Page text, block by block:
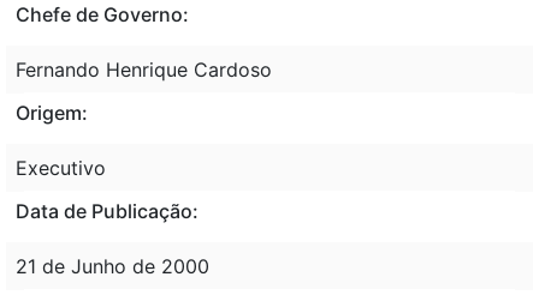
Chefe de Governo:
Fernando Henrique Cardoso
Origem:
Executivo
Data de Publicação:
21 de Junho de 2000